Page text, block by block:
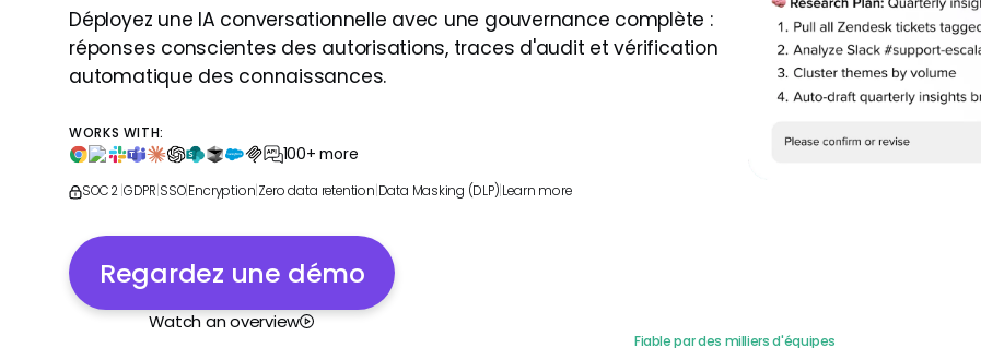
Déployez une IA conversationnelle avec une gouvernance complète :
réponses conscientes des autorisations, traces d'audit et vérification
automatique des connaissances.
WORKS WITH:
100+ more
SOC 2 GDPR SSO|Encryption Zero data retention Data Masking (DLP) Learn more
Regardez une démo
Watch an overview
Fiable par des milliers d'équipes